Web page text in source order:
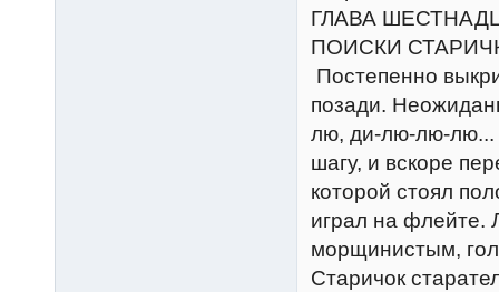
ГЛАВА
ПОИСКИ
Постепенно
позади.
лю, ди-лю-лю-лю...
шагу, и вскоре
которой стоял
играл на флейте.
морщинистым,
Старичок